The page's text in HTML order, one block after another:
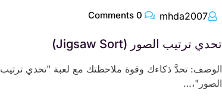
mhda2007
تحدي ترتيب الصور (Jigsaw Sort)
الوصف: تحدَّ ذكاءك وقوة ملاحظتك مع لعبة "تحدي ترتيب
الصور"،…